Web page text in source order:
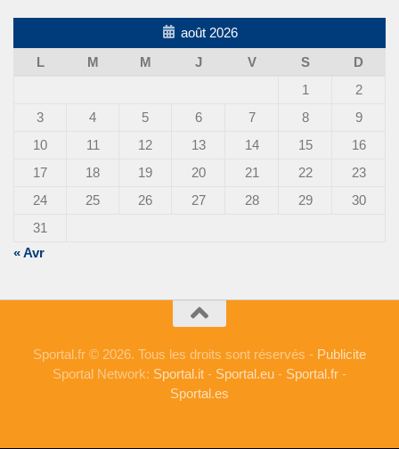
août 2026
L
M M J V S
D
1
2
3
4 5 6 7 8
9
10
11 12 13 14 15
16
17
18 19 20 21 22
23
24
25 26 27 28 29
30
31
« Avr
Sportal.fr © 2026. Tous les droits sont réservés - Publicite
Sportal Network: Sportal.it - Sportal.eu - Sportal.fr -
Sportal.es